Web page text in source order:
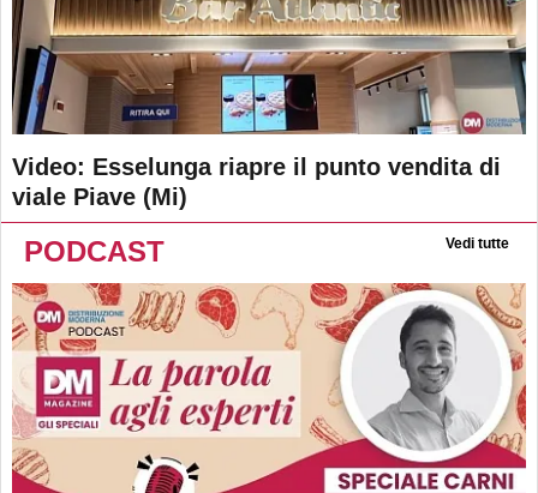
Video: Esselunga riapre il punto vendita di
viale Piave (Mi)
PODCAST Vedi tutte